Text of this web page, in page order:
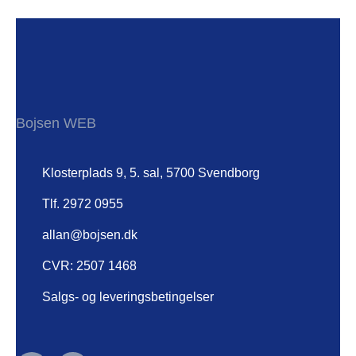
Bojsen WEB
Klosterplads 9, 5. sal, 5700 Svendborg
Tlf. 2972 0955
allan@bojsen.dk
CVR: 2507 1468
Salgs- og leveringsbetingelser